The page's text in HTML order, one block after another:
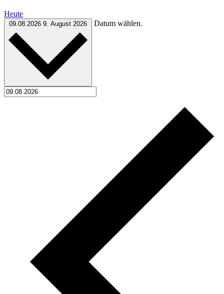
Heute
09.08.2026 9. August 2026 Datum wählen.